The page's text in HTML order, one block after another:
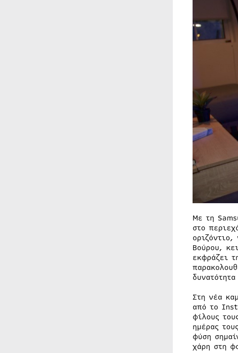
Με τη
στο
Bούρου,
εκφράζει
Στη νέα
από το
φίλους
ημέρας
φύση
χάρη στη